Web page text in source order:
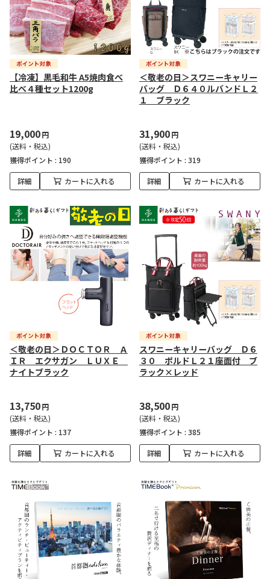
【冷凍】黒毛和牛 A5焼肉食べ
比べ４種セット1200g
19,000円
(送料・税込)
獲得ポイント : 190
詳細 カートに入れる
＜敬老の日＞スワニーキャリー
バッグ Ｄ６４０ルバンドＬ２
１ ブラック
31,900円
(送料・税込)
獲得ポイント : 319
詳細 カートに入れる
＜敬老の日＞ＤＯＣＴＯＲ Ａ
ＩＲ エクサガン ＬＵＸＥ
ナイトブラック
13,750円
(送料・税込)
獲得ポイント : 137
詳細 カートに入れる
スワニーキャリーバッグ Ｄ６
３０ ポルドＬ２１座面付 ブ
ラック×レッド
38,500円
(送料・税込)
獲得ポイント : 385
詳細 カートに入れる